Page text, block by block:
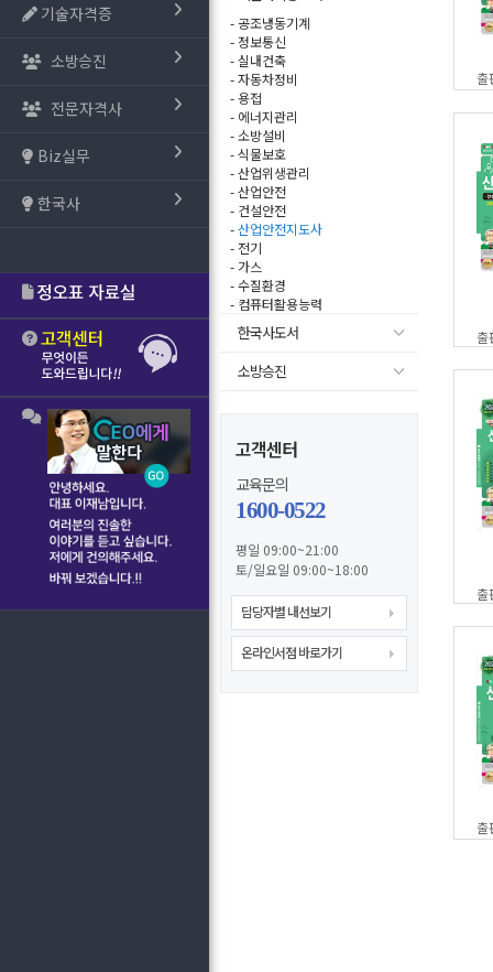
기술자격증
소방승진
전문자격사
Biz실무
한국사
- 공조냉동기계
- 정보통신
- 실내건축
- 자동차정비
- 용접
- 에너지관리
- 소방설비
- 식물보호
- 산업위생관리
- 산업안전
- 건설안전
-산업안전지도사
- 전기
- 가스
- 수질환경
- 컴퓨터활용능력
한국사도서
소방승진
고객센터
교육문의
1600-0522
평일 09:00~21:00
토/일요일 09:00~18:00
담당자별 내선보기
온라인서점 바로가기
출
출
출
출